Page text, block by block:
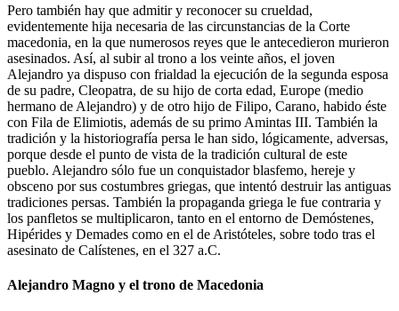
Pero también hay que admitir y reconocer su crueldad,
evidentemente hija necesaria de las circunstancias de la Corte
macedonia, en la que numerosos reyes que le antecedieron murieron
asesinados. Así, al subir al trono a los veinte años, el joven
Alejandro ya dispuso con frialdad la ejecución de la segunda esposa
de su padre, Cleopatra, de su hijo de corta edad, Europe (medio
hermano de Alejandro) y de otro hijo de Filipo, Carano, habido éste
con Fila de Elimiotis, además de su primo Amintas III. También la
tradición y la historiografía persa le han sido, lógicamente, adversas,
porque desde el punto de vista de la tradición cultural de este
pueblo. Alejandro sólo fue un conquistador blasfemo, hereje y
obsceno por sus costumbres griegas, que intentó destruir las antiguas
tradiciones persas. También la propaganda griega le fue contraria y
los panfletos se multiplicaron, tanto en el entorno de Demóstenes,
Hipérides y Demades como en el de Aristóteles, sobre todo tras el
asesinato de Calístenes, en el 327 a.C.
Alejandro Magno y el trono de Macedonia